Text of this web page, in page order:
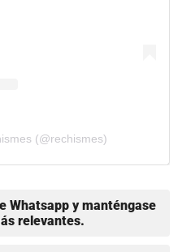
(@rechismes)
Whatsapp y manténgase
relevantes.